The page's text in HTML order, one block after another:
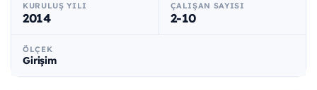
KURULUŞ YILI
2014
ÇALIŞAN SAYISI
2-10
ÖLÇEK
Girişim